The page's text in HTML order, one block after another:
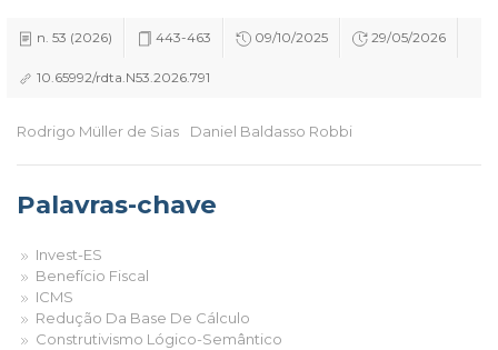
n. 53 (2026) 443-463 09/10/2025 29/05/2026
10.65992/rdta.N53.2026.791
Rodrigo Müller de Sias Daniel Baldasso Robbi
Palavras-chave
Invest-ES
Benefício Fiscal
ICMS
Redução Da Base De Cálculo
Construtivismo Lógico-Semântico